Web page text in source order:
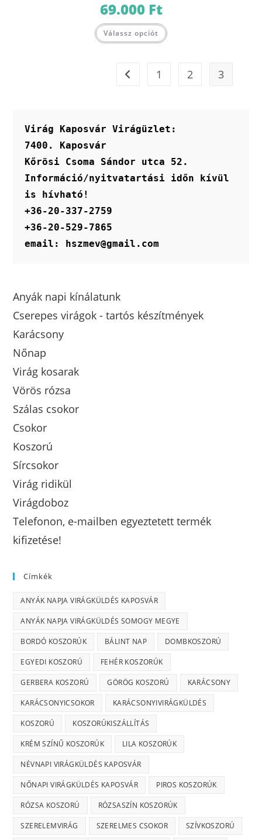
69.000 Ft
Válassz opciót a
1 2 3
Virág Kaposvár Virágüzlet:
7400. Kaposvár
Kőrösi Csoma Sándor utca 52.
Információ/nyitvatartási időn kívül
is hívható!
+36-20-337-2759
+36-20-529-7865
email: hszmev@gmail.com
Anyák napi kínálatunk
Cserepes virágok - tartós készítmények
Karácsony
Nőnap
Virág kosarak
Vörös rózsa
Szálas csokor
Csokor
Koszorú
Sírcsokor
Virág ridikül
Virágdoboz
Telefonon, e-mailben egyeztetett termék
kifizetése!
Címkék
ANYÁK NAPJA VIRÁGKÜLDÉS KAPOSVÁR
ANYÁK NAPJA VIRÁGKÜLDÉS SOMOGY MEGYE
BORDÓ KOSZORÚK BÁLINT NAP DOMBKOSZORÚ
EGYEDI KOSZORÚ FEHÉR KOSZORÚK
GERBERA KOSZORÚ GÖRÖG KOSZORÚ KARÁCSONY
KARÁCSONYICSOKOR KARÁCSONYIVIRÁGKÜLDÉS
KOSZORÚ KOSZORÚKISZÁLLÍTÁS
KRÉM SZÍNŰ KOSZORÚK LILA KOSZORÚK
NÉVNAPI VIRÁGKÜLDÉS KAPOSVÁR
NŐNAPI VIRÁGKÜLDÉS KAPOSVÁR PIROS KOSZORÚK
RÓZSA KOSZORÚ RÓZSASZÍN KOSZORÚK
SZERELEMVIRÁG SZERELMES CSOKOR SZÍVKOSZORÚ